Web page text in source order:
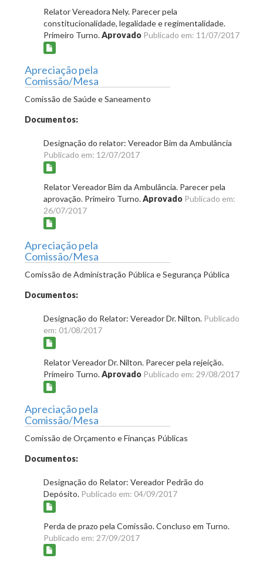
Relator Vereadora Nely. Parecer pela
constitucionalidade, legalidade e regimentalidade.
Primeiro Turno.Aprovado Publicado em: 11/07/2017
Apreciação pela
Comissão/Mesa
Comissão de Saúde e Saneamento
Documentos:
Designação do relator: Vereador Bim da Ambulância
Publicado em: 12/07/2017
Relator Vereador Bim da Ambulância. Parecer pela
aprovação. Primeiro Turno.Aprovado Publicado em:
26/07/2017
Apreciação pela
Comissão/Mesa
Comissão de Administração Pública e Segurança Pública
Documentos:
Designação do Relator: Vereador Dr. Nilton. Publicado
em: 01/08/2017
Relator Vereador Dr. Nilton. Parecer pela rejeição.
Primeiro Turno.Aprovado Publicado em: 29/08/2017
Apreciação pela
Comissão/Mesa
Comissão de Orçamento e Finanças Públicas
Documentos:
Designação do Relator: Vereador Pedrão do
Depósito. Publicado em: 04/09/2017
Perda de prazo pela Comissão. Concluso em Turno.
Publicado em: 27/09/2017